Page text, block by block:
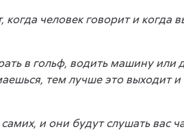
когда человек говорит и когда
в гольф, водить машину или
тем лучше это выходит
и они будут слушать вас